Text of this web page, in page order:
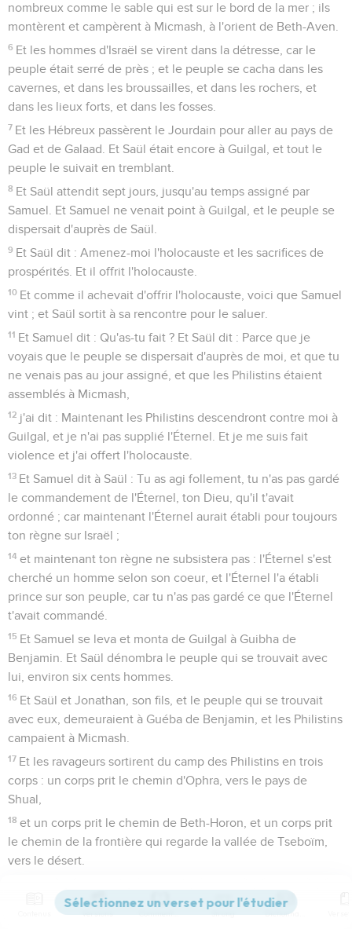
nombreux comme le sable qui est sur le bord de la mer ; ils
montèrent et campèrent à Micmash, à l'orient de Beth-Aven.
6 Et les hommes d'Israël se virent dans la détresse, car le
peuple était serré de près ; et le peuple se cacha dans les
cavernes, et dans les broussailles, et dans les rochers, et
dans les lieux forts, et dans les fosses.
7 Et les Hébreux passèrent le Jourdain pour aller au pays de
Gad et de Galaad. Et Saül était encore à Guilgal, et tout le
peuple le suivait en tremblant.
8 Et Saül attendit sept jours, jusqu'au temps assigné par
Samuel. Et Samuel ne venait point à Guilgal, et le peuple se
dispersait d'auprès de Saül.
9 Et Saül dit : Amenez-moi l'holocauste et les sacrifices de
prospérités. Et il offrit l'holocauste.
10 Et comme il achevait d'offrir l'holocauste, voici que Samuel
vint ; et Saül sortit à sa rencontre pour le saluer.
11 Et Samuel dit : Qu'as-tu fait ? Et Saül dit : Parce que je
voyais que le peuple se dispersait d'auprès de moi, et que tu
ne venais pas au jour assigné, et que les Philistins étaient
assemblés à Micmash,
12 j'ai dit : Maintenant les Philistins descendront contre moi à
Guilgal, et je n'ai pas supplié l'Éternel. Et je me suis fait
violence et j'ai offert l'holocauste.
13 Et Samuel dit à Saül : Tu as agi follement, tu n'as pas gardé
le commandement de l'Éternel, ton Dieu, qu'il t'avait
ordonné ; car maintenant l'Éternel aurait établi pour toujours
ton règne sur Israël ;
14 et maintenant ton règne ne subsistera pas : l'Éternel s'est
cherché un homme selon son coeur, et l'Éternel l'a établi
prince sur son peuple, car tu n'as pas gardé ce que l'Éternel
t'avait commandé.
15 Et Samuel se leva et monta de Guilgal à Guibha de
Benjamin. Et Saül dénombra le peuple qui se trouvait avec
lui, environ six cents hommes.
16 Et Saül et Jonathan, son fils, et le peuple qui se trouvait
avec eux, demeuraient à Guéba de Benjamin, et les Philistins
campaient à Micmash.
17 Et les ravageurs sortirent du camp des Philistins en trois
corps : un corps prit le chemin d'Ophra, vers le pays de
Shual,
18 et un corps prit le chemin de Beth-Horon, et un corps prit
le chemin de la frontière qui regarde la vallée de Tseboïm,
vers le désert.
d'Israël ; car les Philistins avaient dit : Que les Hébreux ne
Versions Commentaires Strong